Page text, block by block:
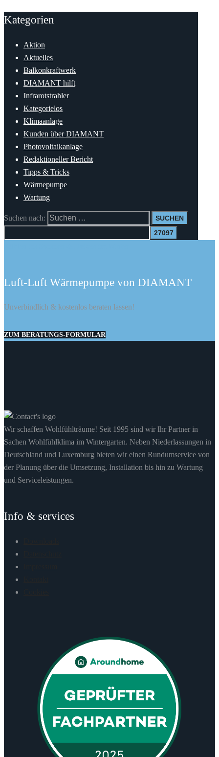
Kategorien
Aktion
Aktuelles
Balkonkraftwerk
DIAMANT hilft
Infrarotstrahler
Kategorielos
Klimaanlage
Kunden über DIAMANT
Photovoltaikanlage
Redaktioneller Bericht
Tipps & Tricks
Wärmepumpe
Wartung
Suchen nach:
Luft-Luft Wärmepumpe von DIAMANT
Unverbindlich & kostenlos beraten lassen!
ZUM BERATUNGS-FORMULAR
Wir schaffen Wohlfühlträume! Seit 1995 sind wir Ihr Partner in
Sachen Wohlfühlklima im Wintergarten. Neben Niederlassungen in
Deutschland und Luxemburg bieten wir einen Rundumservice von
der Planung über die Umsetzung, Installation bis hin zu Wartung
und Serviceleistungen.
Info & services